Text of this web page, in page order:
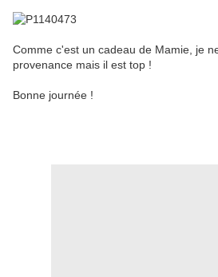
Comme c'est un cadeau de Mamie, je
provenance mais il est top !
Bonne journée !